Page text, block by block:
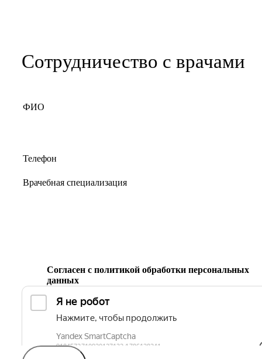
Сотрудничество с врачами
Согласен с политикой обработки персональных
данных